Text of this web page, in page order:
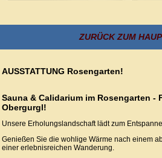
ZURÜCK ZUM
AUSSTATTUNG Rosengarten!
Sauna & Calidarium im Rosengarten -
Obergurgl!
Unsere Erholungslandschaft lädt zum
Genießen Sie die wohlige Wärme nach einem
einer erlebnisreichen Wanderung.